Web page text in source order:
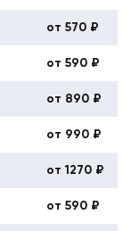
от 570 ₽
от 590 ₽
от 890 ₽
от 990 ₽
от 1270 ₽
от 590 ₽